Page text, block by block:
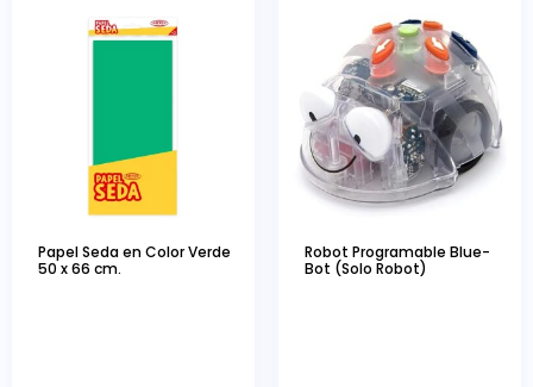
Papel Seda en Color Verde
50 x 66 cm.
Robot Programable Blue-
Bot (Solo Robot)